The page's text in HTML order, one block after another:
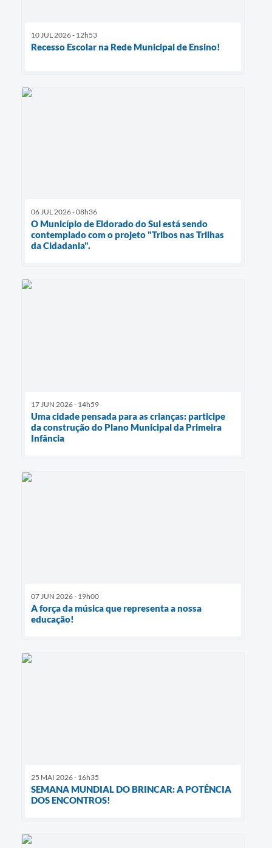
10 JUL 2026 - 12h53
Recesso Escolar na Rede Municipal de Ensino!
06 JUL 2026 - 08h36
O Município de Eldorado do Sul está sendo
contemplado com o projeto "Tribos nas Trilhas
da Cidadania".
17 JUN 2026 - 14h59
Uma cidade pensada para as crianças: participe
da construção do Plano Municipal da Primeira
Infância
07 JUN 2026 - 19h00
A força da música que representa a nossa
educação!
25 MAI 2026 - 16h35
SEMANA MUNDIAL DO BRINCAR: A POTÊNCIA
DOS ENCONTROS!